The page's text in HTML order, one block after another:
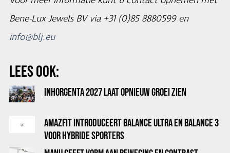
Bene-Lux Jewels BV via +31 (0)85 8880599 en
info@blj.eu
LEES OOK:
INHORGENTA 2027 LAAT OPNIEUW GROEI ZIEN
AMAZFIT INTRODUCEERT BALANCE ULTRA EN BALANCE 3
VOOR HYBRIDE SPORTERS